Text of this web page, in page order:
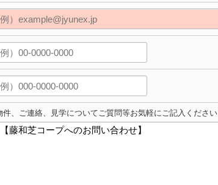
件、ご連絡、見学についてご質問等お気軽にご記入ください